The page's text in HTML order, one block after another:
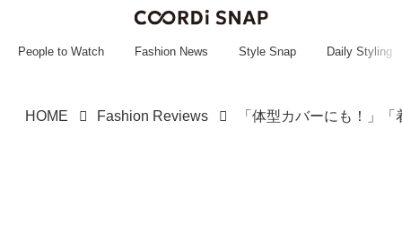
~~~~~~~~~~~
People to Watch Fashion News Style Snap Daily Styling
HOME Fashion Reviews